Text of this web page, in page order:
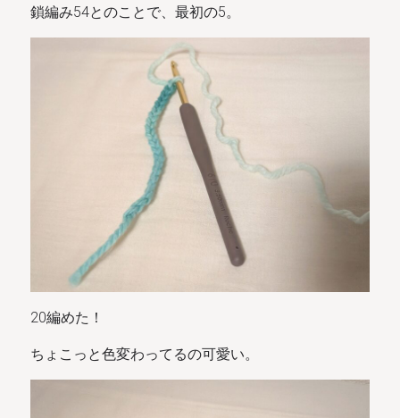
鎖編み54とのことで、最初の5。
20編めた！
ちょこっと色変わってるの可愛い。